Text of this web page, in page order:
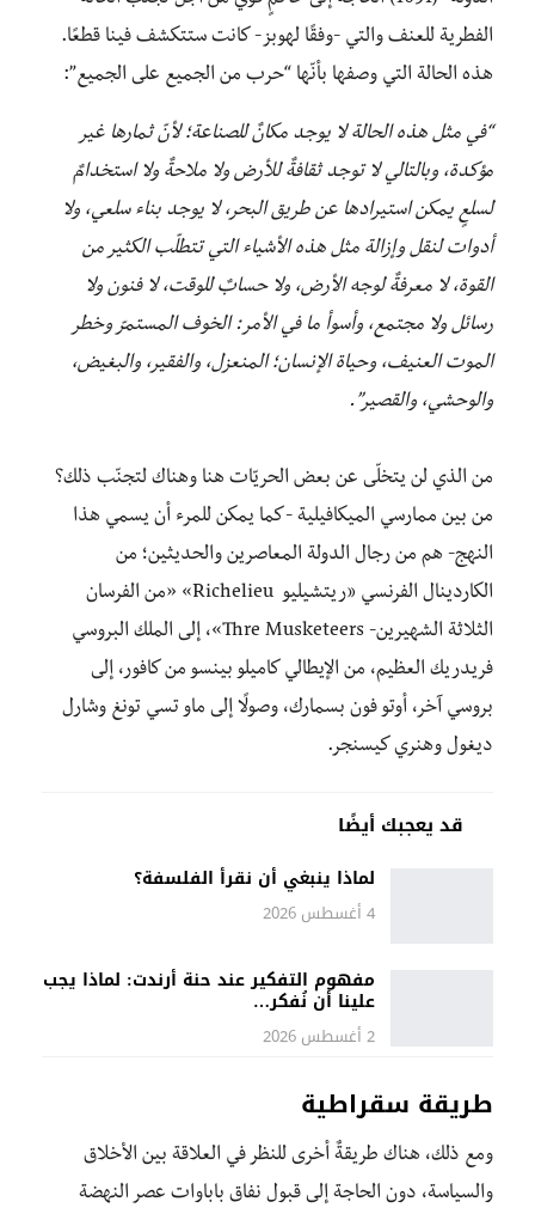
الفطرية للعنف والتي -وفقًا لهوبز- كانت ستتكشف فينا قطعًا.
هذه الحالة التي وصفها بأنّها “حرب من الجميع على الجميع”:
“في مثل هذه الحالة لا يوجد مكانٌ للصناعة؛ لأنّ ثمارها غير
مؤكدة، وبالتالي لا توجد ثقافةٌ للأرض ولا ملاحةٌ ولا استخدامٌ
لسلعٍ يمكن استيرادها عن طريق البحر، لا يوجد بناء سلعي، ولا
أدوات لنقل وإزالة مثل هذه الأشياء التي تتطلّب الكثير من
القوة، لا معرفةٌ لوجه الأرض، ولا حسابٌ للوقت، لا فنون ولا
رسائل ولا مجتمع، وأسوأ ما في الأمر: الخوف المستمرّ وخطر
الموت العنيف، وحياة الإنسان؛ المنعزل، والفقير، والبغيض،
والوحشي، والقصير”.
من الذي لن يتخلّى عن بعض الحريّات هنا وهناك لتجنّب ذلك؟
من بين ممارسي الميكافيلية -كما يمكن للمرء أن يسمي هذا
النهج- هم من رجال الدولة المعاصرين والحديثين؛ من
الكاردينال الفرنسي «ريتشيليو Richelieu» «من الفرسان
الثلاثة الشهيرين- Thre Musketeers»، إلى الملك البروسي
فريدريك العظيم، من الإيطالي كاميلو بينسو من كافور، إلى
بروسي آخر، أوتو فون بسمارك، وصولًا إلى ماو تسي تونغ وشارل
ديغول وهنري كيسنجر.
قد يعجبك أيضًا
لماذا ينبغي أن نقرأ الفلسفة؟
4 أغسطس 2026
مفهوم التفكير عند حنة أرندت: لماذا يجب
علينا أن نُفكر…
2 أغسطس 2026
طريقة سقراطية
ومع ذلك، هناك طريقةٌ أخرى للنظر في العلاقة بين الأخلاق
والسياسة، دون الحاجة إلى قبول نفاق باباوات عصر النهضة